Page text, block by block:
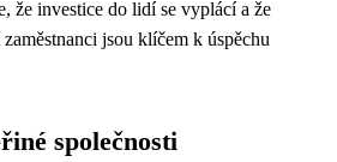
že investice do lidí se vyplácí a že
jsou klíčem k úspěchu
společnosti